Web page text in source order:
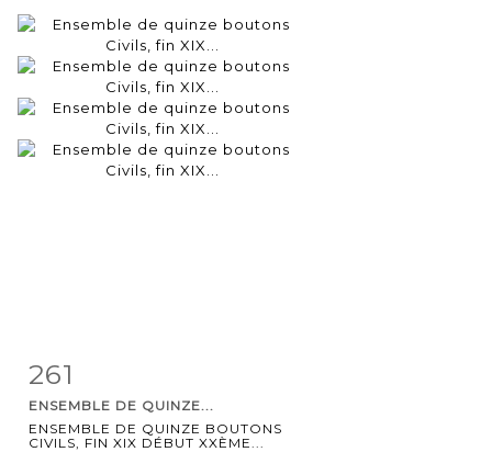
261
ENSEMBLE DE QUINZE...
ENSEMBLE DE QUINZE BOUTONS
CIVILS, FIN XIX DÉBUT XXÈME...